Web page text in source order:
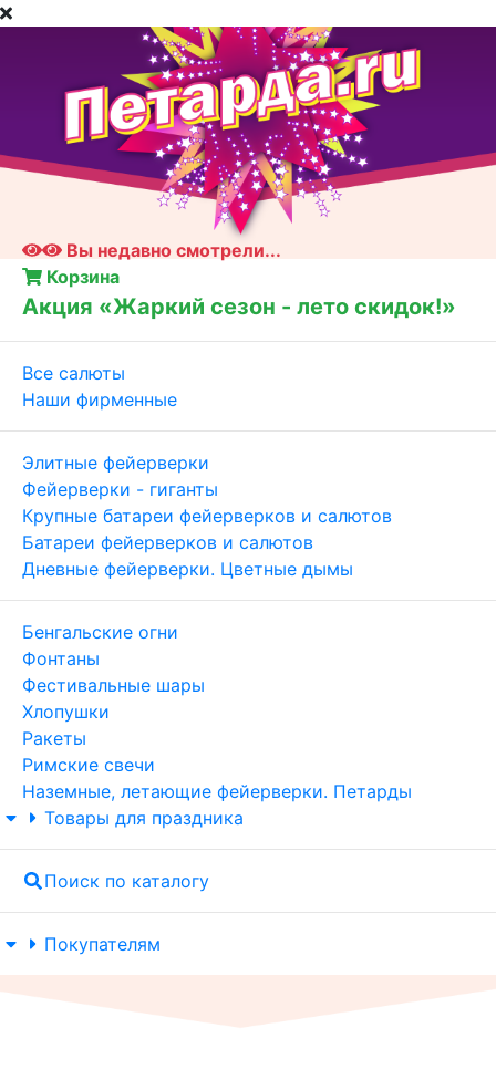
Вы недавно смотрели...
Корзина
Акция «Жаркий сезон - лето скидок!»
Все салюты
Наши фирменные
Элитные фейерверки
Фейерверки - гиганты
Крупные батареи фейерверков и салютов
Батареи фейерверков и салютов
Дневные фейерверки. Цветные дымы
Бенгальские огни
Фонтаны
Фестивальные шары
Хлопушки
Ракеты
Римские свечи
Наземные, летающие фейерверки. Петарды
Товары для праздника
Поиск по каталогу
Покупателям